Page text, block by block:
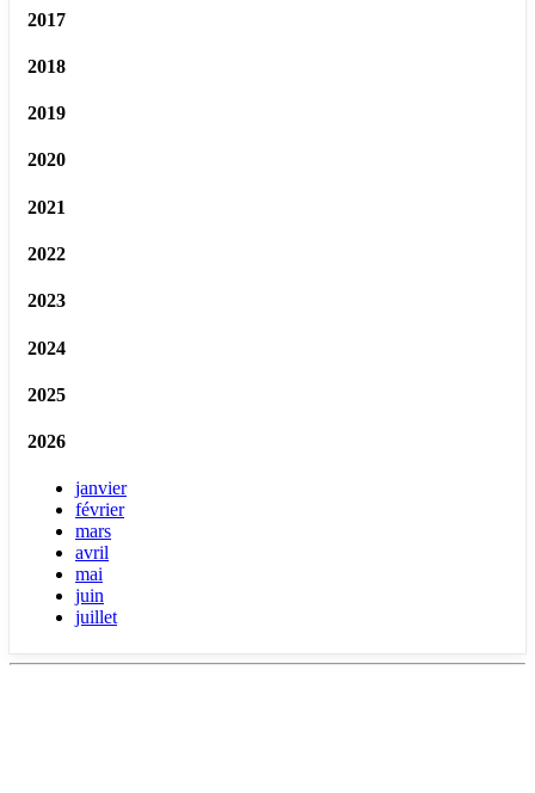
2017
2018
2019
2020
2021
2022
2023
2024
2025
2026
janvier
février
mars
avril
mai
juin
juillet